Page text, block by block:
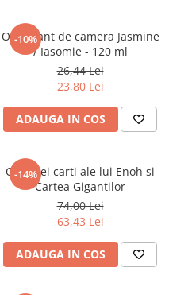
-10%
Odorizant de camera Jasmine
/ Iasomie - 120 ml
26,44 Lei
23,80 Lei
ADAUGA IN COS
-14%
Cele trei carti ale lui Enoh si
Cartea Gigantilor
74,00 Lei
63,43 Lei
ADAUGA IN COS